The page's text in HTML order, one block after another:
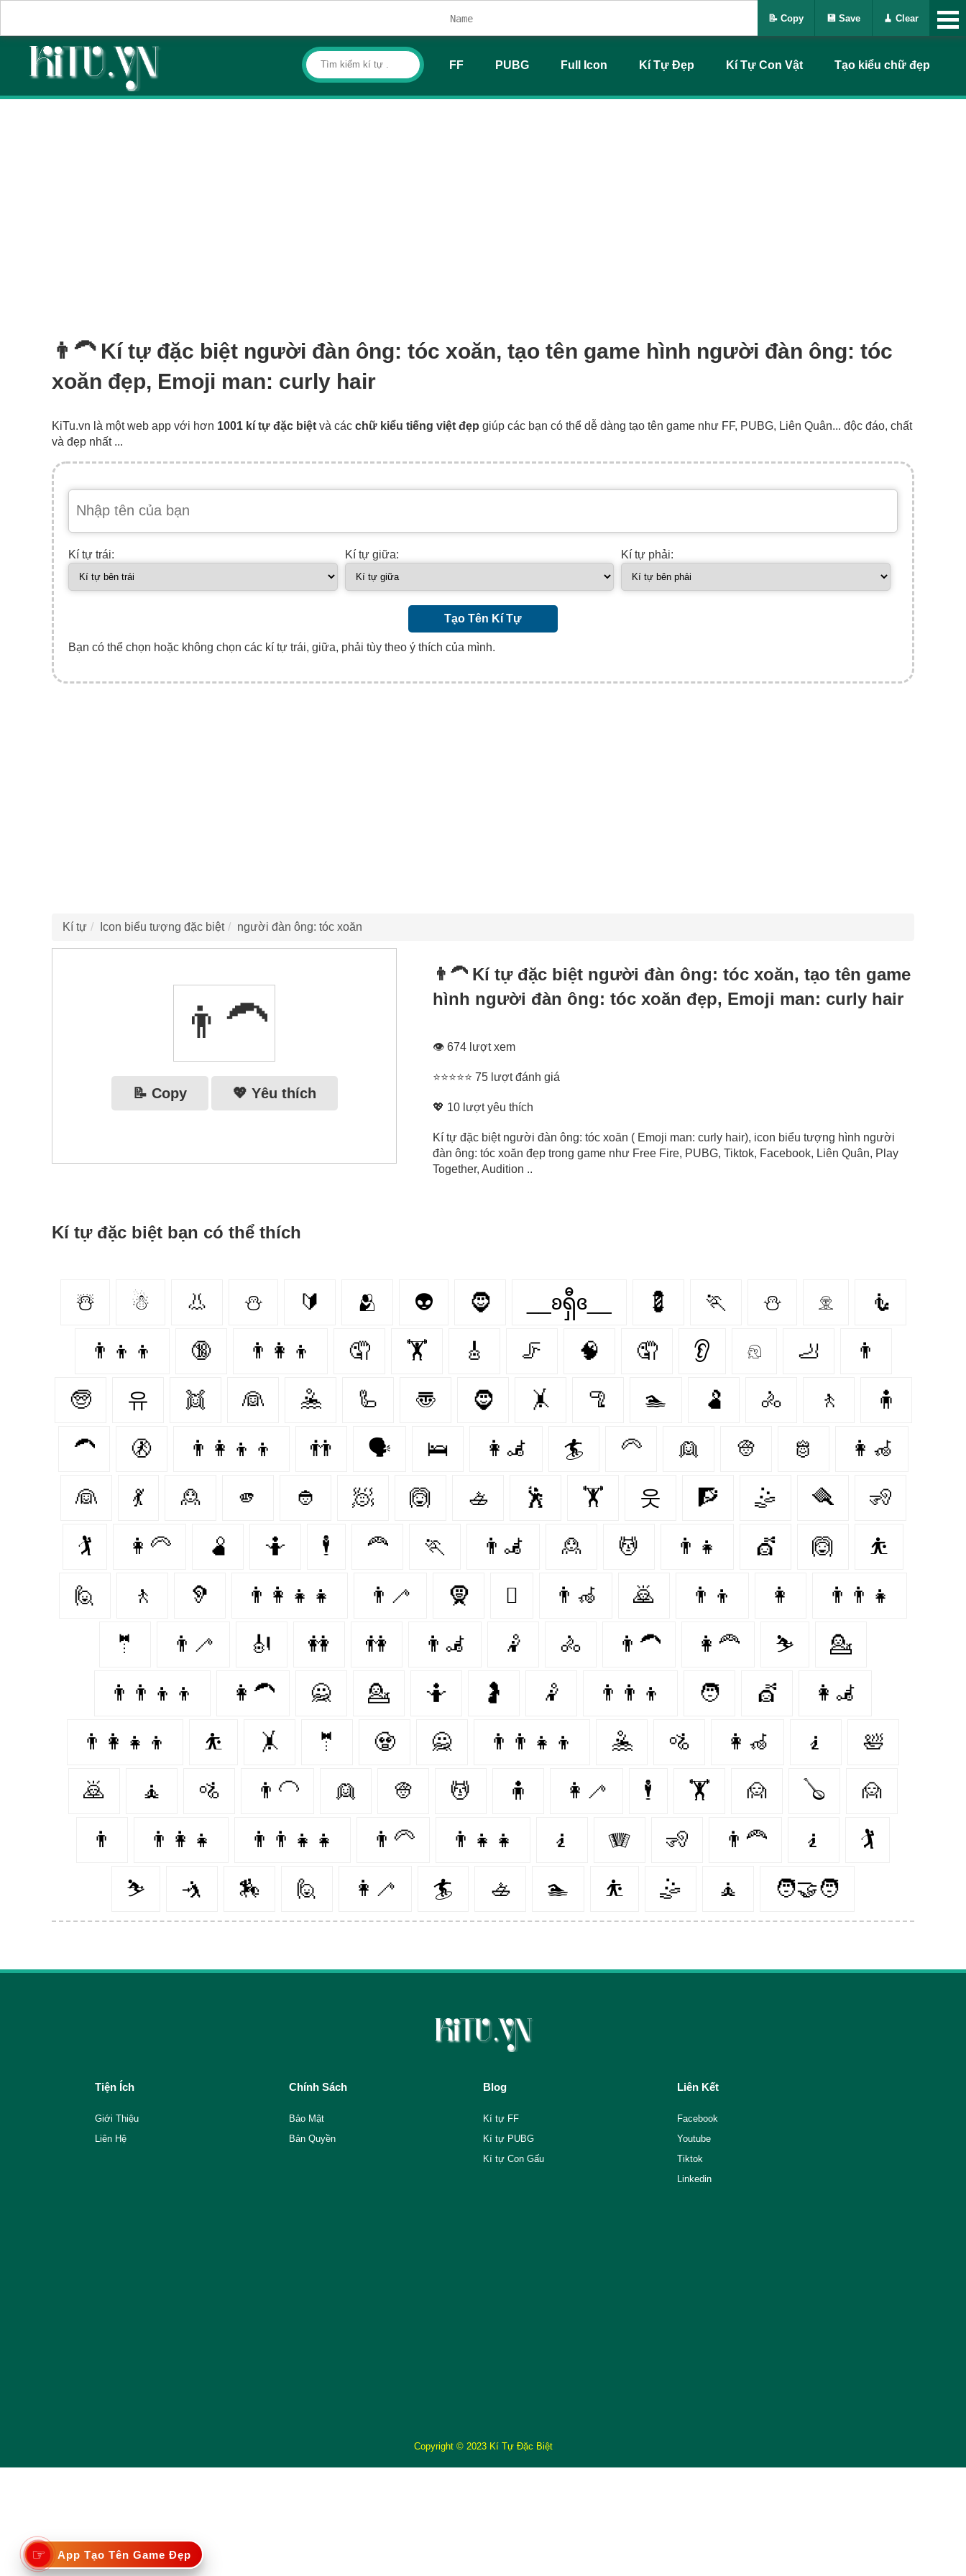
FF PUBG Full Icon Kí Tự Đẹp Kí Tự Con Vật Tạo kiểu chữ đẹp
👨‍🦱 Kí tự đặc biệt người đàn ông: tóc xoăn, tạo tên game hình người đàn ông: tóc
xoăn đẹp, Emoji man: curly hair
KiTu.vn là một web app với hơn 1001 kí tự đặc biệt và các chữ kiểu tiếng việt đẹp giúp các bạn có thể dễ dàng tạo tên game như FF, PUBG, Liên Quân... độc đáo, chất
và đẹp nhất ...
Kí tự trái: Kí tự giữa: Kí tự phải:
Tạo Tên Kí Tự
Bạn có thể chọn hoặc không chọn các kí tự trái, giữa, phải tùy theo ý thích của mình.
Kí tự Icon biểu tượng đặc biệt người đàn ông: tóc xoăn
👨‍🦱
📝 Copy 💖 Yêu thích
👨‍🦱 Kí tự đặc biệt người đàn ông: tóc xoăn, tạo tên game
hình người đàn ông: tóc xoăn đẹp, Emoji man: curly hair
👁 674 lượt xem
⭐⭐⭐⭐⭐ 75 lượt đánh giá
💖 10 lượt yêu thích
Kí tự đặc biệt người đàn ông: tóc xoăn ( Emoji man: curly hair), icon biểu tượng hình người
đàn ông: tóc xoăn đẹp trong game như Free Fire, PUBG, Tiktok, Facebook, Liên Quân, Play
Together, Audition ..
Kí tự đặc biệt bạn có thể thích
☃️ ☃ 👃 ⛄️ 🔰 🫂 👽 🧔 __ʚရှီɞ__ 💈 🏃 ⛄ 𓁷 🧜
👨‍👦‍👦 🔞 👨‍👩‍👦 🤦‍ 🏋️‍ 🎸 🦵 🧠 🤦 👂 𓁶 🦶 👨
🧓 유 👯 👰 🤽 🦾 〠 🧔‍ 🤸 🦿 🏊 🫃 🚴 🚶 🧍
🦱 🚷 👨‍👩‍👦‍👦 👬 🗣️ 🛌 👩‍🦼‍ 🏄 🦳 👱 👳 🫅 👩‍🦽‍
👰‍ 💃 🙎‍ 🫵 👲 🧖 🙆 🚣 🕺 🏋 웃 🧗 🤹 🪮 🧏
🏌 👩‍🦳 🫄 🤷 🕴 🦰 🏃‍ 👨‍🦼‍️ 🙎 💆 👨‍👧 💇‍ 🙆‍ ⛹
🙋 🚶‍ 🦻 👨‍👩‍👧‍👧 👨‍🦯 🧕 🪉 👨‍🦽 🙇 👨‍👦 👩‍ 👨‍👨‍👧
🤵‍ 👨‍🦯‍ 🎻 👭 👫 👨‍🦼 🤾 🚴‍ 👨‍🦱 👩‍🦰 ⛷️ 💁
👨‍👨‍👦‍👦 👩‍🦱 🙅 💁‍ 🤷‍ 🤰 🤾‍ 👨‍👨‍👦 🧑‍ 💇 👩‍🦼
👨‍👩‍👧‍👦 ⛹️ 🤸‍ 🤵 🧟‍ 🙅‍ 👨‍👨‍👧‍👦 🤽‍ 🚵 👩‍🦽 🧎 🛀
🙇‍ 🧘 🚵‍ 👨‍🦲 👱‍ 👳‍ 💆‍ 🧍‍ 👩‍🦯 🕴️ 🏋️ 🙍 🪕 🙍‍
👨‍ 👨‍👩‍👧 👨‍👨‍👧‍👧 👨‍🦳 👨‍👧‍👧 🧎‍ 🪗 🧏‍ 👨‍🦰 🧎‍️ 🏌️
⛷ 🤺 🏇 🙋‍ 👩‍🦯️ 🏄‍ 🚣‍ 🏊‍ ⛹️‍ 🤹‍ 🧘‍ 🧑‍🤝‍🧑
Tiện Ích
Giới Thiệu
Liên Hệ
Chính Sách
Bảo Mật
Bản Quyền
Blog
Kí tự FF
Kí tự PUBG
Kí tự Con Gấu
Liên Kết
Facebook
Youtube
Tiktok
Linkedin
Copyright © 2023 Kí Tự Đặc Biệt
📝 Copy 💾 Save 🧹 Clear
☞ App Tạo Tên Game Đẹp